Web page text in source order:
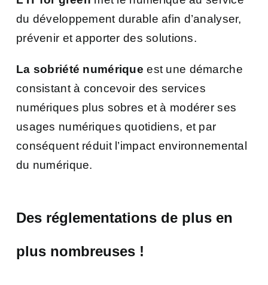
du développement durable afin d’analyser,
prévenir et apporter des solutions.
La sobriété numérique est une démarche
consistant à concevoir des services
numériques plus sobres et à modérer ses
usages numériques quotidiens, et par
conséquent réduit l’impact environnemental
du numérique.
Des réglementations de plus en
plus nombreuses !